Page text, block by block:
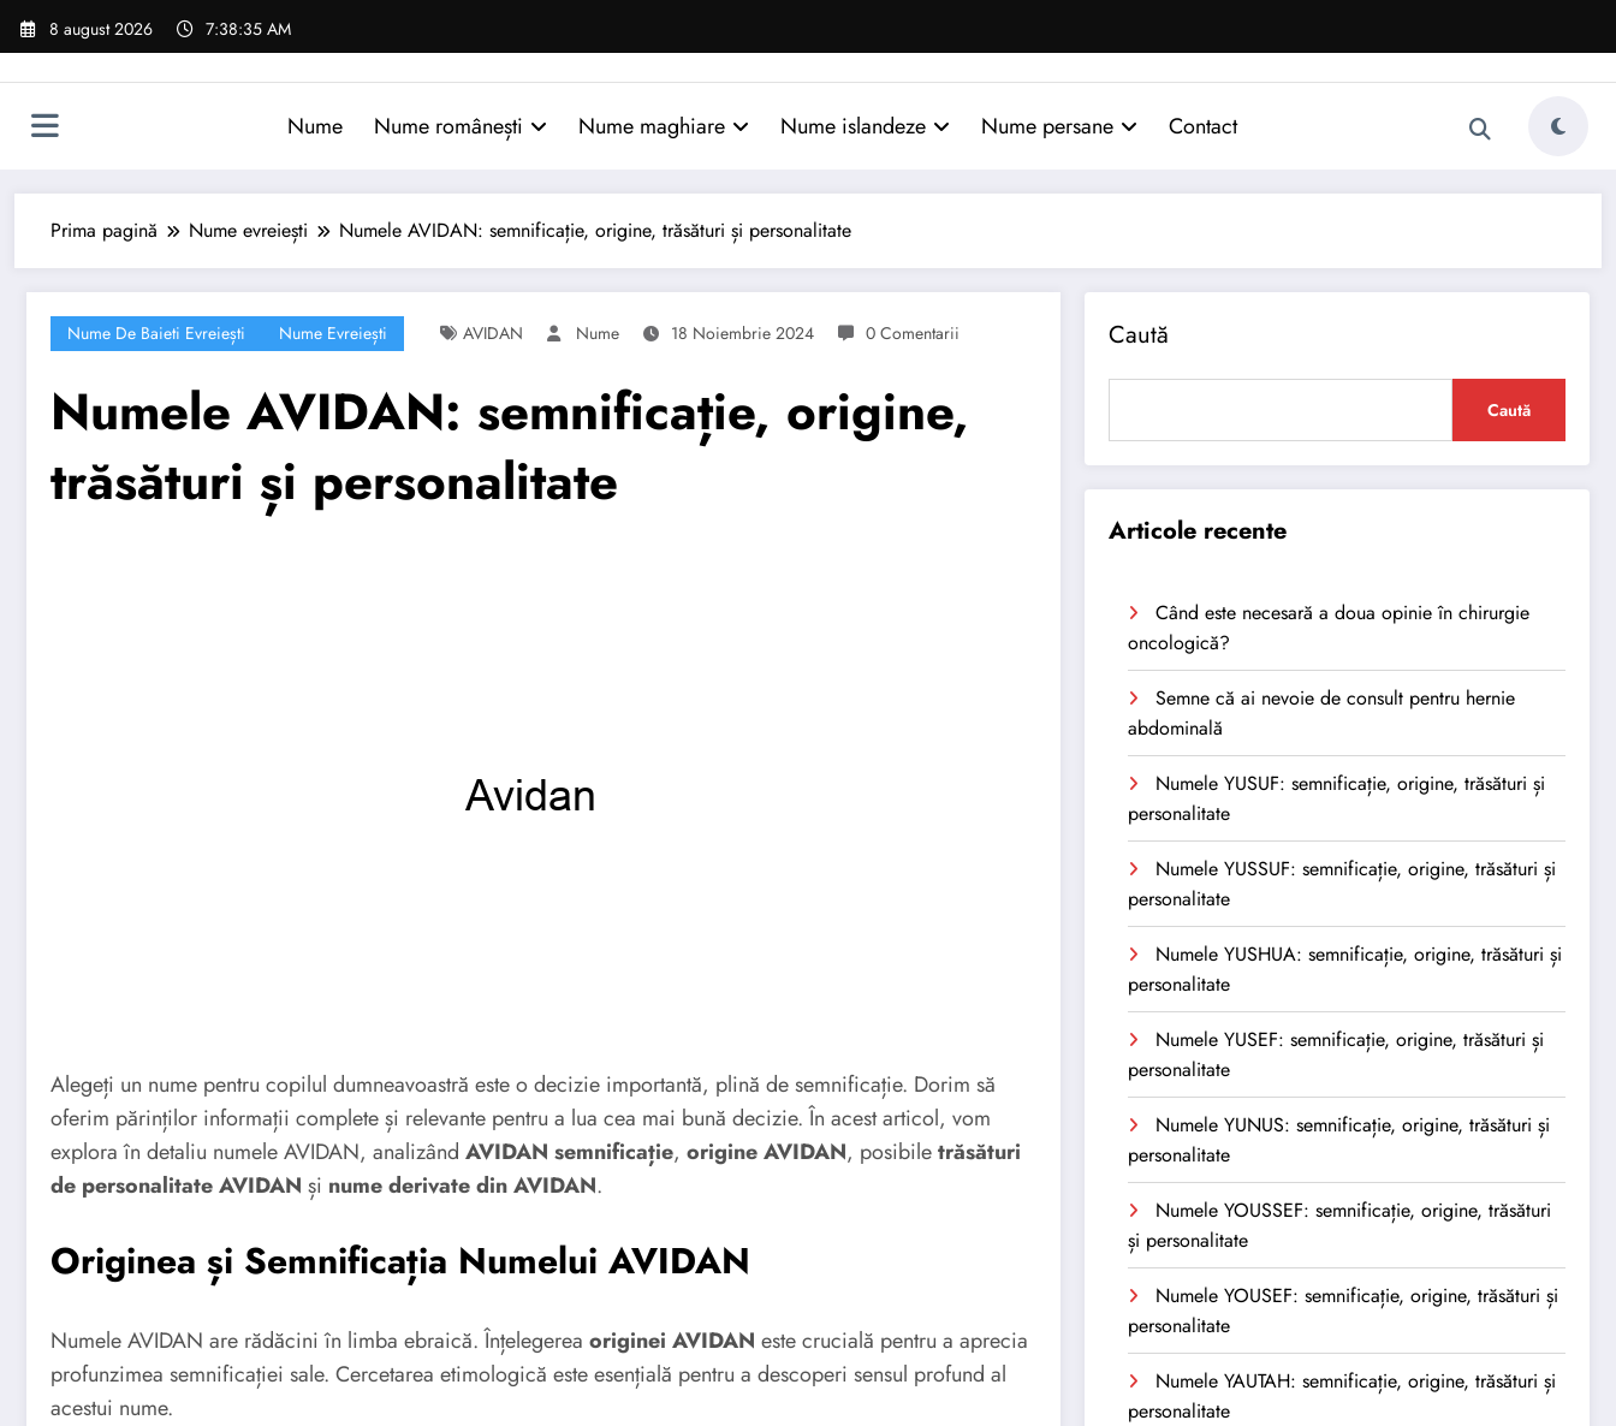
Sari
8 august 2026 7:38:36 AM
Nume Nume românești Nume maghiare Nume islandeze Nume persane Contact
Prima pagină Nume evreiești Numele AVIDAN: semnificație, origine, trăsături și personalitate
Nume De Baieti Evreiești Nume Evreiești AVIDAN Nume 18 Noiembrie 2024 0 Comentarii
Numele AVIDAN: semnificație, origine,
trăsături și personalitate
Alegeți un nume pentru copilul dumneavoastră este o decizie importantă, plină de semnificație. Dorim să
oferim părinților informații complete și relevante pentru a lua cea mai bună decizie. În acest articol, vom
explora în detaliu numele AVIDAN, analizând AVIDAN semnificație, origine AVIDAN, posibiletrăsături
de personalitate AVIDAN și nume derivate din AVIDAN.
Originea și Semnificația Numelui AVIDAN
Numele AVIDAN are rădăcini în limba ebraică. Înțelegerea originei AVIDAN este crucială pentru a aprecia
profunzimea semnificației sale. Cercetarea etimologică este esențială pentru a descoperi sensul profund al
acestui nume.
Caută
Caută
Articole recente
Când este necesară a doua opinie în chirurgie
oncologică?
Semne că ai nevoie de consult pentru hernie
abdominală
Numele YUSUF: semnificație, origine, trăsături și
personalitate
Numele YUSSUF: semnificație, origine, trăsături și
personalitate
Numele YUSHUA: semnificație, origine, trăsături și
personalitate
Numele YUSEF: semnificație, origine, trăsături și
personalitate
Numele YUNUS: semnificație, origine, trăsături și
personalitate
Numele YOUSSEF: semnificație, origine, trăsături
și personalitate
Numele YOUSEF: semnificație, origine, trăsături și
personalitate
Numele YAUTAH: semnificație, origine, trăsături și
personalitate